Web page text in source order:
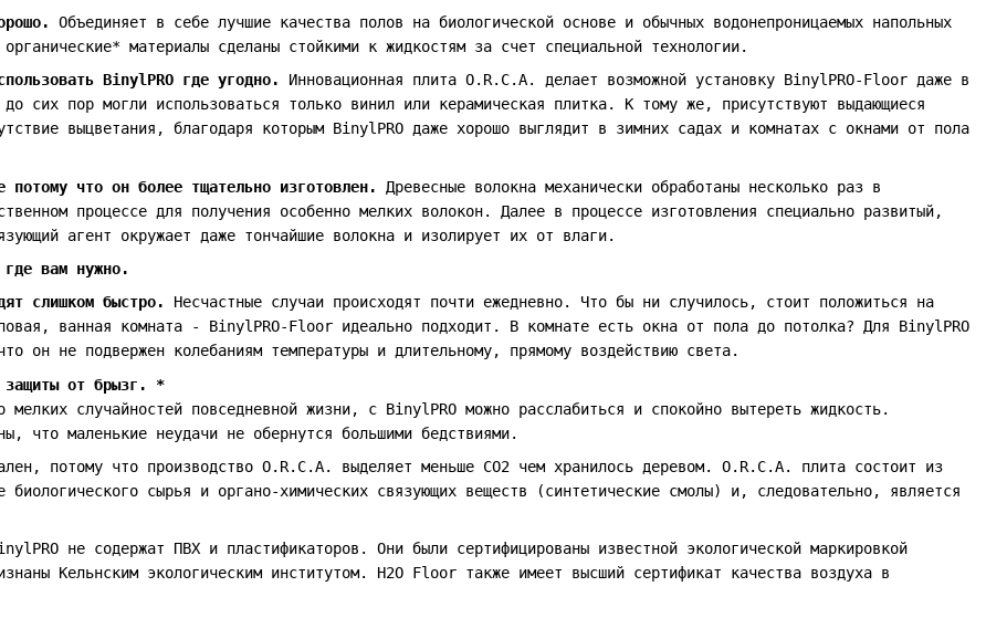
Объединяет в себе лучшие качества полов на биологической основе и обычных водонепроницаемых напольных
материалы сделаны стойкими к жидкостям за счет специальной технологии.
BinylPRO где угодно. Инновационная плита O.R.C.A. делает возможной установку BinylPRO-Floor даже в
сих пор могли использоваться только винил или керамическая плитка. К тому же, присутствуют выдающиеся
выцветания, благодаря которым BinylPRO даже хорошо выглядит в зимних садах и комнатах с окнами от пола
потому что он более тщательно изготовлен.
Древесные волокна механически обработаны несколько раз в
процессе для получения особенно мелких волокон. Далее в процессе изготовления специально развитый,
агент окружает даже тончайшие волокна и изолирует их от влаги.
где вам нужно.
слишком быстро.
Несчастные случаи происходят почти ежедневно. Что бы ни случилось, стоит положиться на
ванная комната - BinylPRO-Floor идеально подходит. В комнате есть окна от пола до потолка? Для BinylPRO
он не подвержен колебаниям температуры и длительному, прямому воздействию света.
защиты от брызг. *
мелких случайностей повседневной жизни, с BinylPRO можно расслабиться и спокойно вытереть жидкость.
что маленькие неудачи не обернутся большими бедствиями.
потому что производство O.R.C.A. выделяет меньше CO2 чем хранилось деревом. O.R.C.A. плита состоит из
биологического сырья и органо-химических связующих веществ (синтетические смолы) и, следовательно, является
не содержат ПВХ и пластификаторов. Они были сертифицированы известной экологической маркировкой
Кельнским экологическим институтом. H2O Floor также имеет высший сертификат качества воздуха в